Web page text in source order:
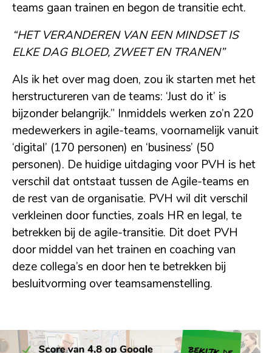
teams gaan trainen en begon de transitie echt.
“HET VERANDEREN VAN EEN MINDSET IS
ELKE DAG BLOED, ZWEET EN TRANEN”
Als ik het over mag doen, zou ik starten met het
herstructureren van de teams: ‘Just do it’ is
bijzonder belangrijk.” Inmiddels werken zo’n 220
medewerkers in agile-teams, voornamelijk vanuit
‘digital’ (170 personen) en ‘business’ (50
personen). De huidige uitdaging voor PVH is het
verschil dat ontstaat tussen de Agile-teams en
de rest van de organisatie. PVH wil dit verschil
verkleinen door functies, zoals HR en legal, te
betrekken bij de agile-transitie. Dit doet PVH
door middel van het trainen en coaching van
deze collega’s en door hen te betrekken bij
besluitvorming over teamsamenstelling.